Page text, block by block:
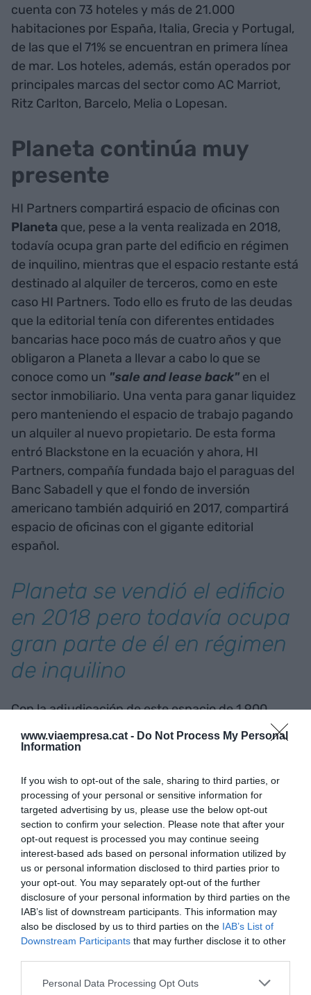
www.viaempresa.cat - Do Not Process My Personal
Information
If you wish to opt-out of the sale, sharing to third parties, or
processing of your personal or sensitive information for
targeted advertising by us, please use the below opt-out
section to confirm your selection. Please note that after your
opt-out request is processed you may continue seeing
interest-based ads based on personal information utilized by
us or personal information disclosed to third parties prior to
your opt-out. You may separately opt-out of the further
disclosure of your personal information by third parties on the
IAB’s list of downstream participants. This information may
also be disclosed by us to third parties on the IAB’s List of
Downstream Participants that may further disclose it to other
Personal Data Processing Opt Outs
cuenta con 73 hoteles y más de 21.000
habitaciones por España, Italia, Grecia y Portugal,
de las que el 71% se encuentran en primera línea
de mar. Los hoteles, además, están operados por
principales marcas del sector como AC Marriot,
Ritz Carlton, Barcelo, Melia o Lopesan.
Planeta continúa muy
presente
HI Partners compartirá espacio de oficinas con
Planeta que, pese a la venta realizada en 2018,
todavía ocupa gran parte del edificio en régimen
de inquilino, mientras que el espacio restante está
destinado al alquiler de terceros, como en este
caso HI Partners. Todo ello es fruto de las deudas
que la editorial tenía con diferentes entidades
bancarias hace poco más de cuatro años y que
obligaron a Planeta a llevar a cabo lo que se
conoce como un "sale and lease back" en el
sector inmobiliario. Una venta para ganar liquidez
pero manteniendo el espacio de trabajo pagando
un alquiler al nuevo propietario. De esta forma
entró Blackstone en la ecuación y ahora, HI
Partners, compañía fundada bajo el paraguas del
Banc Sabadell y que el fondo de inversión
americano también adquirió en 2017, compartirá
espacio de oficinas con el gigante editorial
español.
Planeta se vendió el edificio
en 2018 pero todavía ocupa
gran parte de él en régimen
de inquilino
Con la adjudicación de este espacio de 1.900
metros cuadrados, la ocupación del edificio D
Garden 662 prácticamente está ya al 100 %. Solo
cuadrados.
Un edificio a la última
Después de adquirir la propiedad del edificio,
Blackstone se ha encargado de remodelarlo y
adaptarlo a las necesidades y tiempos actuales. El
D Garden 662 es un edificio de oficinas exclusivo
con certificaciones LEED Gold y WELL y cuenta